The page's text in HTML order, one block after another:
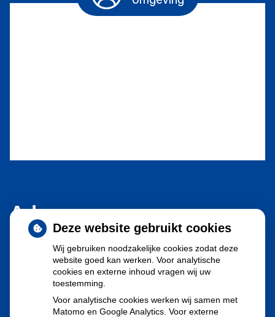
Adresgegevens
Jan Evertsenstraat 122-124
1056 EJ Amsterdam
020-6166000
mercator.apotheek@ezorg.nl
Deze website gebruikt cookies
Wij gebruiken noodzakelijke cookies zodat deze
website goed kan werken. Voor analytische
cookies en externe inhoud vragen wij uw
toestemming.
Voor analytische cookies werken wij samen met
Matomo en Google Analytics. Voor externe